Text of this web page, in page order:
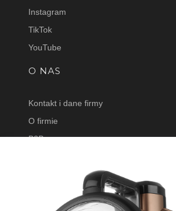
Instagram
TikTok
YouTube
O NAS
Kontakt i dane firmy
O firmie
B2B